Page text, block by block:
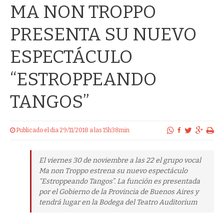
MA NON TROPPO
PRESENTA SU NUEVO
ESPECTÁCULO
“ESTROPPEANDO
TANGOS”
Publicado el dia 29/11/2018 a las 15h38min
El viernes 30 de noviembre a las 22 el grupo vocal
Ma non Troppo estrena su nuevo espectáculo
“Estroppeando Tangos”. La función es presentada
por el Gobierno de la Provincia de Buenos Aires y
tendrá lugar en la Bodega del Teatro Auditorium